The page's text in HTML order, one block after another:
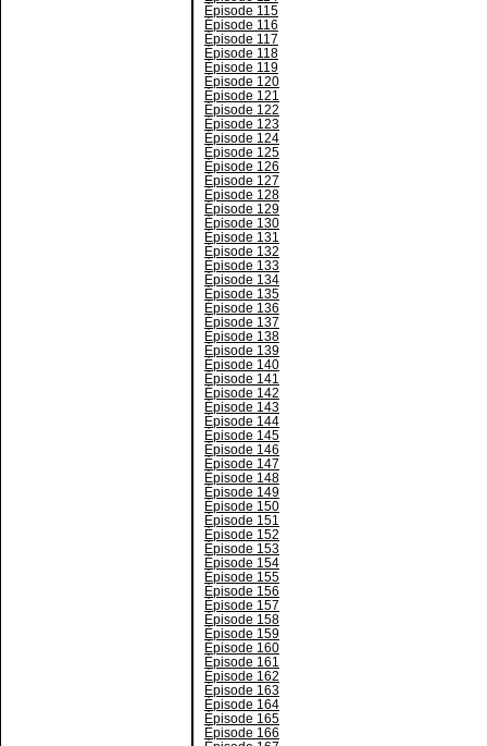
Épisode 115
Épisode 116
Épisode 117
Épisode 118
Épisode 119
Épisode 120
Épisode 121
Épisode 122
Épisode 123
Épisode 124
Épisode 125
Épisode 126
Épisode 127
Épisode 128
Épisode 129
Épisode 130
Épisode 131
Épisode 132
Épisode 133
Épisode 134
Épisode 135
Épisode 136
Épisode 137
Épisode 138
Épisode 139
Épisode 140
Épisode 141
Épisode 142
Épisode 143
Épisode 144
Épisode 145
Épisode 146
Épisode 147
Épisode 148
Épisode 149
Épisode 150
Épisode 151
Épisode 152
Épisode 153
Épisode 154
Épisode 155
Épisode 156
Épisode 157
Épisode 158
Épisode 159
Épisode 160
Épisode 161
Épisode 162
Épisode 163
Épisode 164
Épisode 165
Épisode 166